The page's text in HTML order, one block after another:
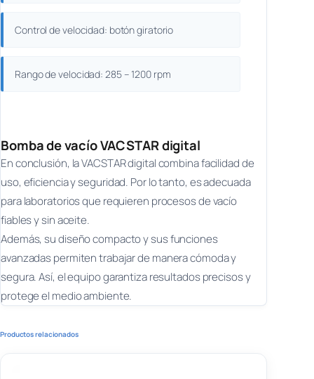
Control de velocidad: botón giratorio
Rango de velocidad: 285 – 1200 rpm
Bomba de vacío VACSTAR digital
En conclusión, la VACSTAR digital combina facilidad de
uso, eficiencia y seguridad. Por lo tanto, es adecuada
para laboratorios que requieren procesos de vacío
fiables y sin aceite.
Además, su diseño compacto y sus funciones
avanzadas permiten trabajar de manera cómoda y
segura. Así, el equipo garantiza resultados precisos y
protege el medio ambiente.
Productos relacionados